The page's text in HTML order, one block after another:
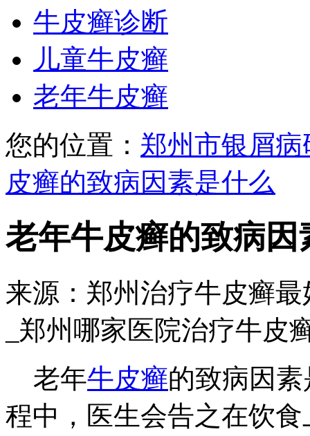
牛皮癣诊断
儿童牛皮癣
老年牛皮癣
您的位置： 郑州市银屑病
皮癣的致病因素是什么
老年牛皮癣的致病因
来源：郑州治疗牛皮癣
_郑州哪家医院治疗牛皮
老年牛皮癣的致病因
程中，医生会告之在饮